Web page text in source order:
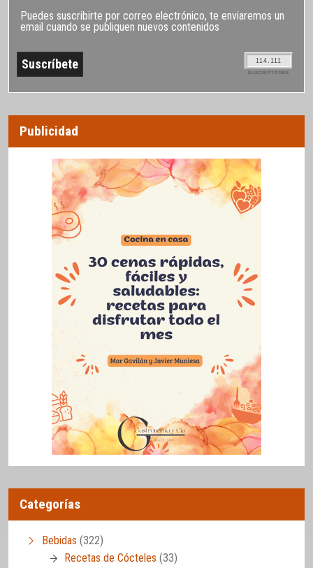
Puedes suscribirte por correo electrónico, te enviaremos un
email cuando se publiquen nuevos contenidos
114.111
SUSCRIPTORES
Publicidad
Categorías
Bebidas (322)
Recetas de Cócteles (33)